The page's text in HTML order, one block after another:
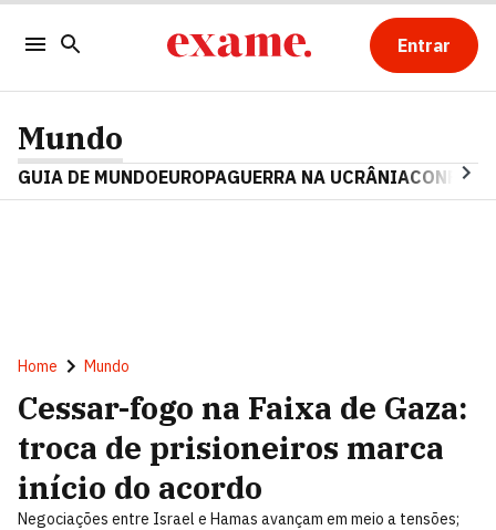
Entrar
Mundo
GUIA DE MUNDOEUROPAGUERRA NA UCRÂNIA
Home Mundo
Cessar-fogo na Faixa de Gaza:
troca de prisioneiros marca
início do acordo
Negociações entre Israel e Hamas avançam em meio a tensões;